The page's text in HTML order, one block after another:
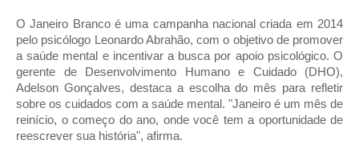
O Janeiro Branco é uma campanha nacional criada em 2014
pelo psicólogo Leonardo Abrahão, com o objetivo de promover
a saúde mental e incentivar a busca por apoio psicológico. O
gerente de Desenvolvimento Humano e Cuidado (DHO),
Adelson Gonçalves, destaca a escolha do mês para refletir
sobre os cuidados com a saúde mental. "Janeiro é um mês de
reinício, o começo do ano, onde você tem a oportunidade de
reescrever sua história", afirma.